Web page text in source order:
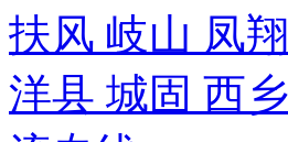
扶风 岐山 凤
洋县 城固 西